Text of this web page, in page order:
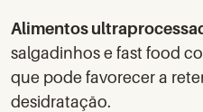
Alimentos
salgadinhos e fast food
que pode favorecer a
desidratação.